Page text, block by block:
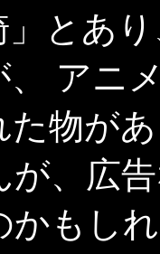
」とあ
、 アニ
た物が
が、広
かもし